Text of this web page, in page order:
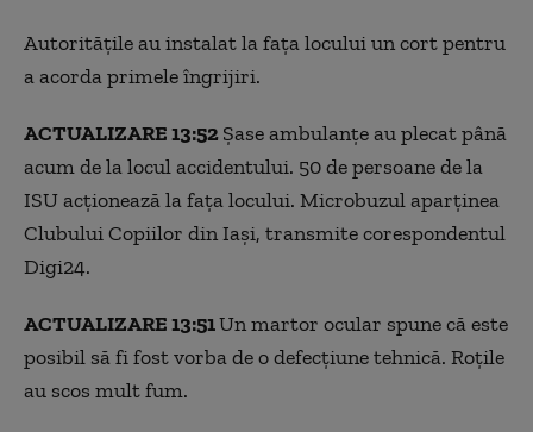
Autoritățile au instalat la fața locului un cort pentru
a acorda primele îngrijiri.
ACTUALIZARE 13:52Șase ambulanțe au plecat până
acum de la locul accidentului. 50 de persoane de la
ISU acționează la fața locului. Microbuzul aparținea
Clubului Copiilor din Iași, transmite corespondentul
Digi24.
ACTUALIZARE 13:51Un martor ocular spune că este
posibil să fi fost vorba de o defecțiune tehnică. Roțile
au scos mult fum.